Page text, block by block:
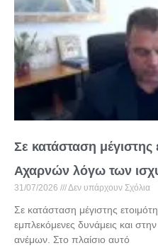
Σε κατάσταση μέγιστης
Αχαρνών λόγω των
31/07/2026 Δεν υπάρχουν Σχόλια
Σε κατάσταση μέγιστης
εμπλεκόμενες δυνάμεις και
ανέμων. Στο πλαίσιο αυτό